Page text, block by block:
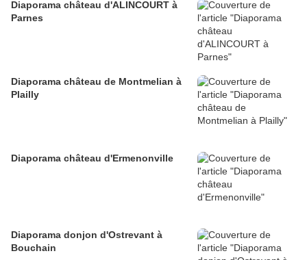
Diaporama château d'ALINCOURT à
Parnes
Diaporama château de Montmelian à
Plailly
Diaporama château d'Ermenonville
Diaporama donjon d'Ostrevant à
Bouchain